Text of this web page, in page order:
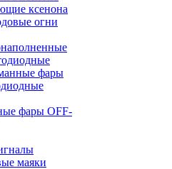
ксенона
огни
фары
фары OFF-
маяки